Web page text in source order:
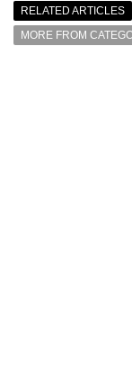
RELATED ARTICLES
MORE FROM